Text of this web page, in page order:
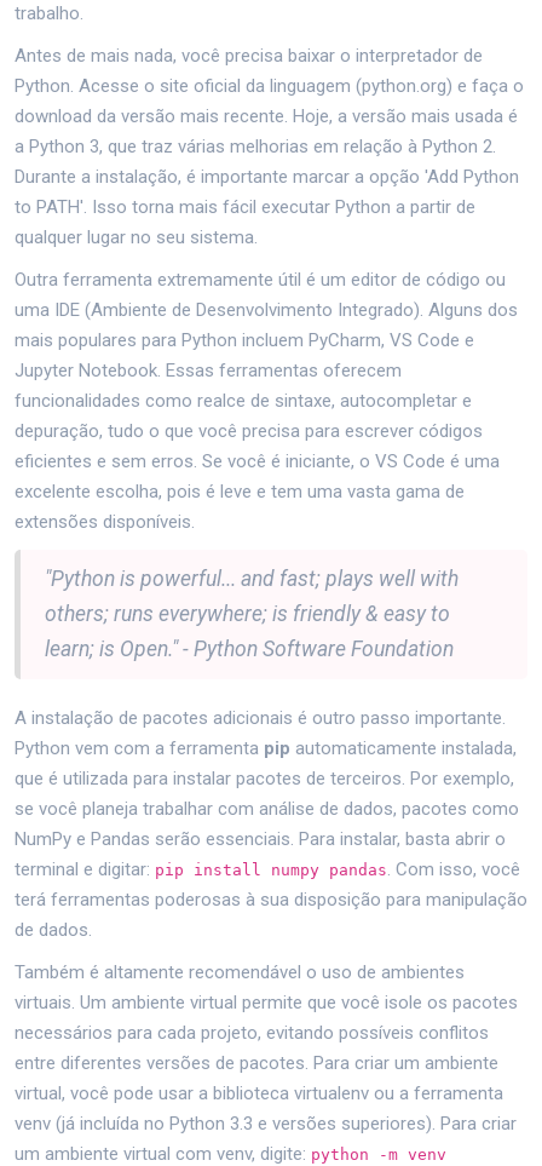
trabalho.
Antes de mais nada, você precisa baixar o interpretador de
Python. Acesse o site oficial da linguagem (python.org) e faça o
download da versão mais recente. Hoje, a versão mais usada é
a Python 3, que traz várias melhorias em relação à Python 2.
Durante a instalação, é importante marcar a opção 'Add Python
to PATH'. Isso torna mais fácil executar Python a partir de
qualquer lugar no seu sistema.
Outra ferramenta extremamente útil é um editor de código ou
uma IDE (Ambiente de Desenvolvimento Integrado). Alguns dos
mais populares para Python incluem PyCharm, VS Code e
Jupyter Notebook. Essas ferramentas oferecem
funcionalidades como realce de sintaxe, autocompletar e
depuração, tudo o que você precisa para escrever códigos
eficientes e sem erros. Se você é iniciante, o VS Code é uma
excelente escolha, pois é leve e tem uma vasta gama de
extensões disponíveis.
"Python is powerful... and fast; plays well with
others; runs everywhere; is friendly & easy to
learn; is Open." - Python Software Foundation
A instalação de pacotes adicionais é outro passo importante.
Python vem com a ferramenta pip automaticamente instalada,
que é utilizada para instalar pacotes de terceiros. Por exemplo,
se você planeja trabalhar com análise de dados, pacotes como
NumPy e Pandas serão essenciais. Para instalar, basta abrir o
terminal e digitar: pip install numpy pandas . Com isso, você
terá ferramentas poderosas à sua disposição para manipulação
de dados.
Também é altamente recomendável o uso de ambientes
virtuais. Um ambiente virtual permite que você isole os pacotes
necessários para cada projeto, evitando possíveis conflitos
entre diferentes versões de pacotes. Para criar um ambiente
virtual, você pode usar a biblioteca virtualenv ou a ferramenta
venv (já incluída no Python 3.3 e versões superiores). Para criar
um ambiente virtual com venv, digite: python -m venv